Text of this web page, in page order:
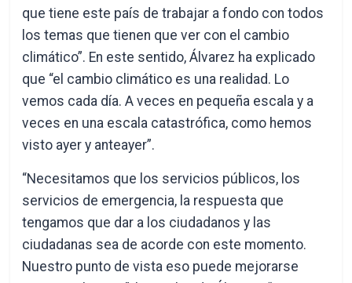
que tiene este país de trabajar a fondo con todos
los temas que tienen que ver con el cambio
climático”. En este sentido, Álvarez ha explicado
que “el cambio climático es una realidad. Lo
vemos cada día. A veces en pequeña escala y a
veces en una escala catastrófica, como hemos
visto ayer y anteayer”.
“Necesitamos que los servicios públicos, los
servicios de emergencia, la respuesta que
tengamos que dar a los ciudadanos y las
ciudadanas sea de acorde con este momento.
Nuestro punto de vista eso puede mejorarse